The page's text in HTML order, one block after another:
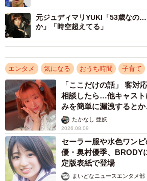
元ジュディマリYUKI「53歳なの
か」「時空超えてる」
エンタメ 気になる おうち時間 子育て
「ここだけの話」 客対
相談したら…他キャストに筒抜
みを簡単に漏洩すると
ャストに取材】
たかなし 亜妖
2026.08.09
セーラー服や水色ワン
優・奥村優季、BRODY
定版表紙で登場
まいどなニュースエンタメ部